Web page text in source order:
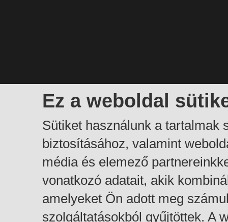
Ez a weboldal
Sütiket használunk a tartalmak
biztosításához, valamint
média és elemező
vonatkozó adatait, akik
amelyeket Ön adott meg
szolgáltatásokból gyűjtöttek. A